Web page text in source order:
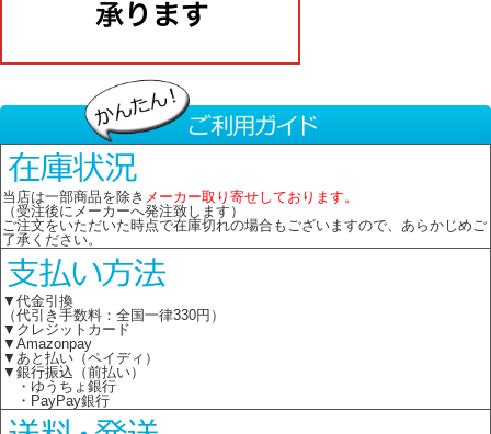
当店は一部商品を除き メーカー取り寄せしております。
（受注後にメーカーへ発注致します）
ご注文をいただいた時点で在庫切れの場合もございますので、あらかじめご
了承ください。
▼代金引換
（代引き手数料：全国一律330円）
▼クレジットカード
▼Amazonpay
▼あと払い（ペイディ）
▼銀行振込（前払い）
・ゆうちょ銀行
・PayPay銀行